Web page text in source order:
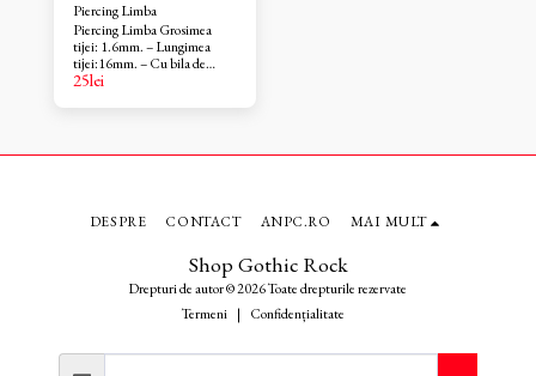
Piercing Limba
Piercing Limba Grosimea
tijei: 1.6mm. – Lungimea
tijei:16mm. – Cu bila de
6mm. – Material: otel
pus dupa vindecare. Barbell I-
25lei
Shop Gothic Rock
Drepturi de autor © 2026 Toate drepturile rezervate
Termeni | Confidențialitate
DESPRE CONTACT ANPC.RO MAI MULT